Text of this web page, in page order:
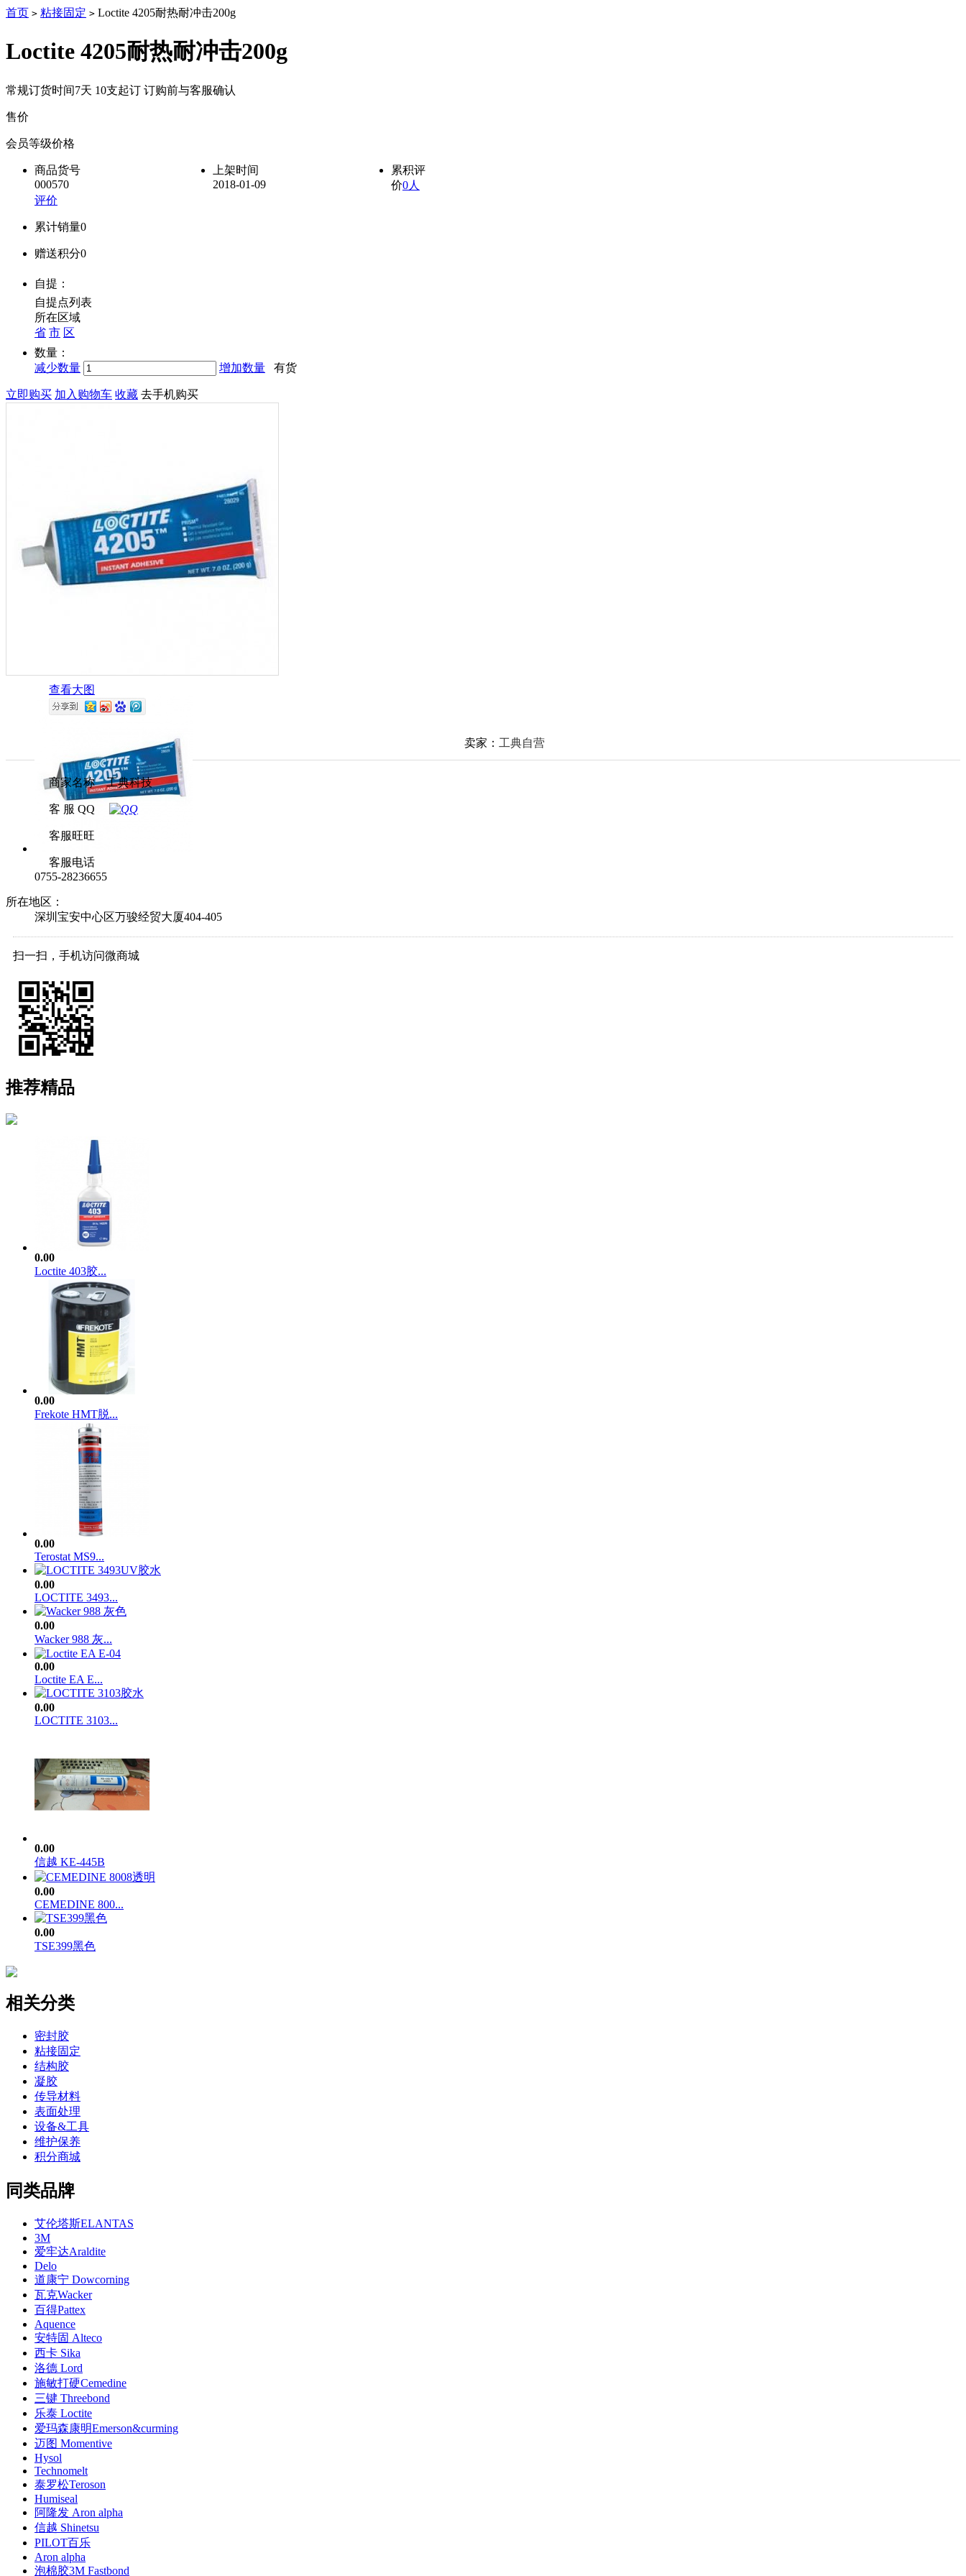
首页 > 粘接固定 > Loctite 4205耐热耐冲击200g
Loctite 4205耐热耐冲击200g
常规订货时间7天 10支起订 订购前与客服确认
售价
会员等级价格
商品货号
000570
上架时间
2018-01-09
累积评
价0人
评价
累计销量0
赠送积分0
自提：
自提点列表
所在区域
省 市 区
数量：
减少数量
增加数量 有货
立即购买 加入购物车 收藏 去手机购买
查看大图
卖家： 工典自营
商家名称 工典科技
客 服 QQ
客服旺旺
客服电话
0755-28236655
所在地区：
深圳宝安中心区万骏经贸大厦404-405
扫一扫，手机访问微商城
推荐精品
0.00
Loctite 403胶...
0.00
Frekote HMT脱...
0.00
Terostat MS9...
0.00
LOCTITE 3493...
0.00
Wacker 988 灰...
0.00
Loctite EA E...
0.00
LOCTITE 3103...
0.00
信越 KE-445B
0.00
CEMEDINE 800...
0.00
TSE399黑色
相关分类
密封胶
粘接固定
结构胶
凝胶
传导材料
表面处理
设备&工具
维护保养
积分商城
同类品牌
艾伦塔斯ELANTAS
3M
爱牢达Araldite
Delo
道康宁 Dowcorning
瓦克Wacker
百得Pattex
Aquence
安特固 Alteco
西卡 Sika
洛德 Lord
施敏打硬Cemedine
三键 Threebond
乐泰 Loctite
爱玛森康明Emerson&curming
迈图 Momentive
Hysol
Technomelt
泰罗松Teroson
Humiseal
阿隆发 Aron alpha
信越 Shinetsu
PILOT百乐
Aron alpha
泡棉胶3M Fastbond